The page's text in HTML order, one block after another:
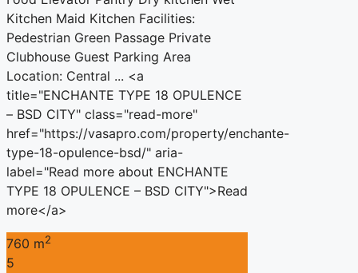
Kitchen Maid Kitchen Facilities:
Pedestrian Green Passage Private
Clubhouse Guest Parking Area
Location: Central ... <a
title="ENCHANTE TYPE 18 OPULENCE
– BSD CITY" class="read-more"
href="https://vasapro.com/property/enchante-
type-18-opulence-bsd/" aria-
label="Read more about ENCHANTE
TYPE 18 OPULENCE – BSD CITY">Read
more</a>
760 m2
5